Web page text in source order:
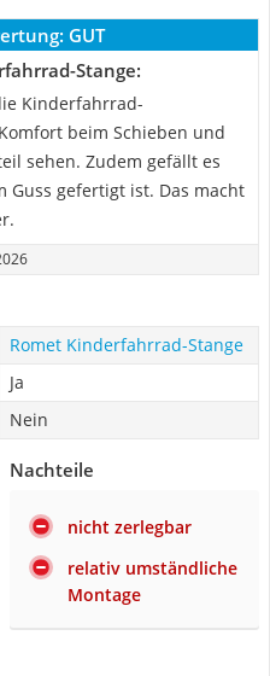
GUT
Stange:
Kinderfahrrad-
beim Schieben und
sehen. Zudem gefällt es
Guss gefertigt ist. Das macht
Romet Kinderfahrrad-Stange
Ja
Nein
Nachteile
nicht zerlegbar
relativ umständliche
Montage